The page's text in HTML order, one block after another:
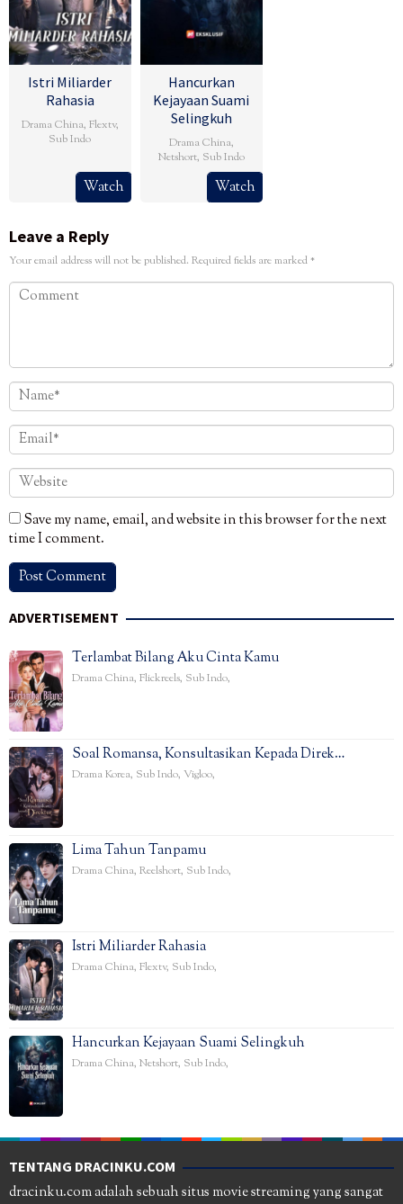
Istri Miliarder
Rahasia
Drama China, Flextv,
Sub Indo
Watch
Hancurkan
Kejayaan Suami
Selingkuh
Drama China,
Netshort, Sub Indo
Watch
Leave a Reply
Your email address will not be published. Required fields are marked*
Save my name, email, and website in this browser for the next
time I comment.
ADVERTISEMENT
Terlambat Bilang Aku Cinta Kamu
Drama China, Flickreels, Sub Indo,
Soal Romansa, Konsultasikan Kepada Direk…
Drama Korea, Sub Indo, Vigloo,
Lima Tahun Tanpamu
Drama China, Reelshort, Sub Indo,
Istri Miliarder Rahasia
Drama China, Flextv, Sub Indo,
Hancurkan Kejayaan Suami Selingkuh
Drama China, Netshort, Sub Indo,
TENTANG DRACINKU.COM
dracinku.com adalah sebuah situs movie streaming yang sangat